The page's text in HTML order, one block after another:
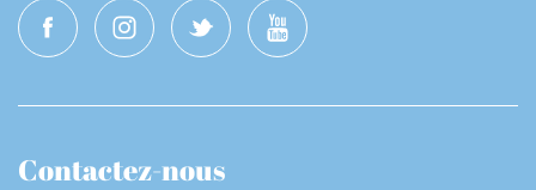
Contactez-nous